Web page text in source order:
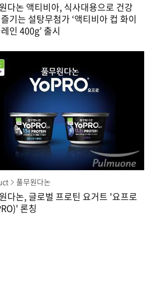
다논 액티비아, 식사대용으로 건강
기는 설탕무첨가 ‘액티비아 컵 화이
인 400g’ 출시
풀무원다논
다논, 글로벌 프로틴 요거트 '요프로
론칭